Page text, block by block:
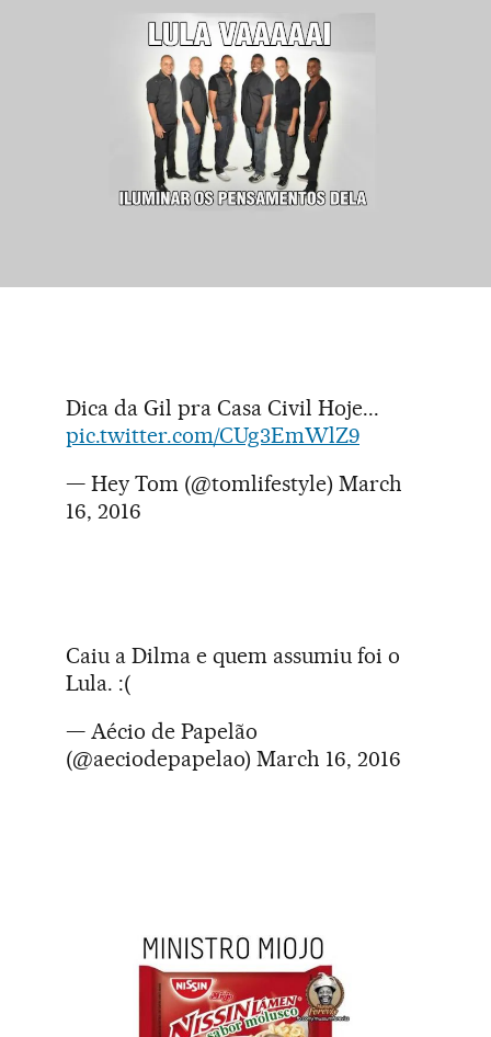
Dica da Gil pra Casa Civil Hoje...
pic.twitter.com/CUg3EmWlZ9
— Hey Tom (@tomlifestyle) March
16, 2016
Caiu a Dilma e quem assumiu foi o
Lula. :(
— Aécio de Papelão
(@aeciodepapelao) March 16, 2016